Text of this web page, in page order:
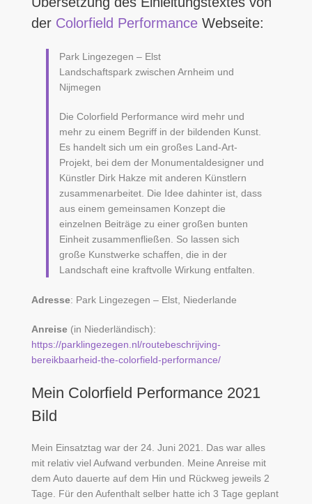
der Colorfield Performance Webseite:
Park Lingezegen – Elst
Landschaftspark zwischen Arnheim und
Nijmegen
Die Colorfield Performance wird mehr und
mehr zu einem Begriff in der bildenden Kunst.
Es handelt sich um ein großes Land-Art-
Projekt, bei dem der Monumentaldesigner und
Künstler Dirk Hakze mit anderen Künstlern
zusammenarbeitet. Die Idee dahinter ist, dass
aus einem gemeinsamen Konzept die
einzelnen Beiträge zu einer großen bunten
Einheit zusammenfließen. So lassen sich
große Kunstwerke schaffen, die in der
Landschaft eine kraftvolle Wirkung entfalten.
Adresse: Park Lingezegen – Elst, Niederlande
Anreise (in Niederländisch):
https://parklingezegen.nl/routebeschrijving-
bereikbaarheid-the-colorfield-performance/
Mein Colorfield Performance 2021
Bild
Mein Einsatztag war der 24. Juni 2021. Das war alles
mit relativ viel Aufwand verbunden. Meine Anreise mit
dem Auto dauerte auf dem Hin und Rückweg jeweils 2
Tage. Für den Aufenthalt selber hatte ich 3 Tage geplant